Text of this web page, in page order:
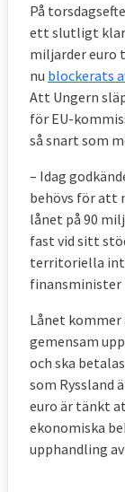
migration
och
detta i
På
ett slutligt
miljarder euro
nu blockerats
Att Ungern
för EU-
så snart som
– Idag
behövs för att
lånet på 90
fast vid sitt
territoriella
finansminister
Lånet kommer
gemensam
och ska
som Ryssland
euro är tänkt
ekonomiska
upphandling